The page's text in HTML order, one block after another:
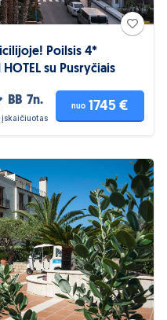
Poilsis 4*
su Pusryčiais
BB 7n.
įskaičiuotas
nuo 1745 €